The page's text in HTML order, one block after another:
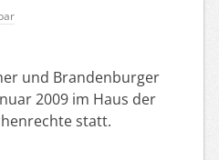
und Brandenburger
2009 im Haus der
statt.